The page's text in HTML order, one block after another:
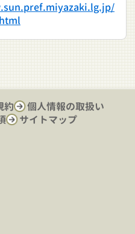
約
個人情報の取扱い
サイトマップ